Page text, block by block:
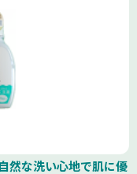
然な洗い心地で肌に優